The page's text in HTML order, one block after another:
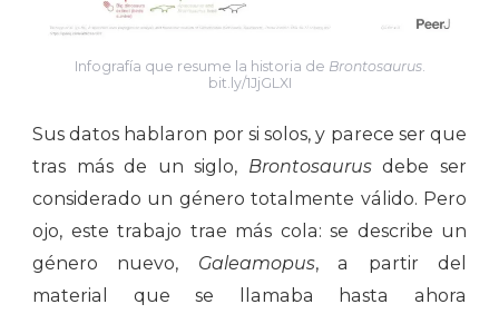
Infografía que resume la historia de Brontosaurus.
bit.ly/1JjGLXI
Sus datos hablaron por si solos, y parece ser que
tras más de un siglo, Brontosaurusdebe ser
considerado un género totalmente válido. Pero
ojo, este trabajo trae más cola: se describe un
género nuevo, Galeamopus, a partir del
material que se llamaba hasta ahora